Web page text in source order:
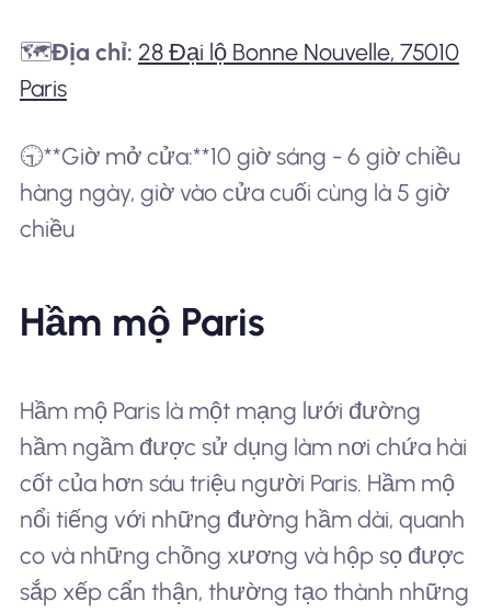
🗺️Địa chỉ: 28 Đại lộ Bonne Nouvelle, 75010
Paris
🕤**Giờ mở cửa:**10 giờ sáng - 6 giờ chiều
hàng ngày, giờ vào cửa cuối cùng là 5 giờ
chiều
Hầm mộ Paris
Hầm mộ Paris là một mạng lưới đường
hầm ngầm được sử dụng làm nơi chứa hài
cốt của hơn sáu triệu người Paris. Hầm mộ
nổi tiếng với những đường hầm dài, quanh
co và những chồng xương và hộp sọ được
sắp xếp cẩn thận, thường tạo thành những